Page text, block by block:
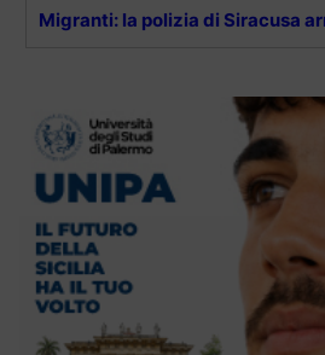
Migranti: la polizia di Siracusa